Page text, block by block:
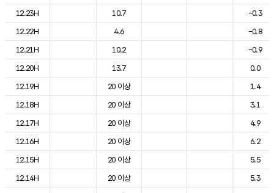
12.23H
10.7
-0.3
12.22H
4.6
-0.8
12.21H
10.2
-0.9
12.20H
13.7
0.0
12.19H
20 이상
1.4
12.18H
20 이상
3.1
12.17H
20 이상
4.9
12.16H
20 이상
6.2
12.15H
20 이상
5.5
12.14H
20 이상
5.3